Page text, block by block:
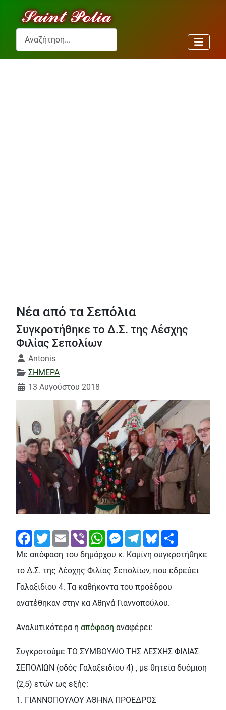
Αναζήτηση...
Νέα από τα Σεπόλια
Συγκροτήθηκε το Δ.Σ. της Λέσχης
Φιλίας Σεπολίων
Λεπτομέρειες
Antonis
ΣΗΜΕΡΑ
13 Αυγούστου 2018
FacebookTwitterEmail Viber WhatsAppMessengerTelegramBluesky
Με απόφαση του δημάρχου κ. Καμίνη συγκροτήθηκε
το Δ.Σ. της Λέσχης Φιλίας Σεπολίων, που εδρεύει
Γαλαξιδίου 4. Τα καθήκοντα του προέδρου
ανατέθηκαν στην κα Αθηνά Γιαννοπούλου.
Αναλυτικότερα η απόφαση αναφέρει:
Συγκροτούμε ΤΟ ΣΥΜΒΟΥΛΙΟ ΤΗΣ ΛΕΣΧΗΣ ΦΙΛΙΑΣ
ΣΕΠΟΛΙΩΝ (οδός Γαλαξειδίου 4) , με θητεία δυόμιση
(2,5) ετών ως εξής:
1. ΓΙΑΝΝΟΠΟΥΛΟΥ ΑΘΗΝΑ ΠΡΟΕΔΡΟΣ